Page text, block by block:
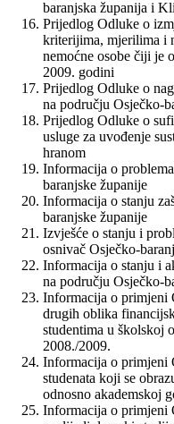
baranjska županija i
Prijedlog Odluke o
kriterijima, mjerilima i
nemoćne osobe čiji je
2009. godini
Prijedlog Odluke o
na području Osječko-
Prijedlog Odluke o
usluge za uvođenje
hranom
Informacija o
baranjske županije
Informacija o stanju
baranjske županije
Izvješće o stanju i
osnivač Osječko-
Informacija o stanju i
na području Osječko-
Informacija o primjeni
drugih oblika
studentima u školskoj
2008./2009.
Informacija o primjeni
studenata koji se
odnosno akademskoj
Informacija o primjeni